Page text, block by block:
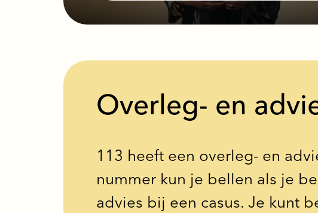
Overleg- en
113 heeft een overleg- en
nummer kun je bellen als je
advies bij een casus. Je kunt